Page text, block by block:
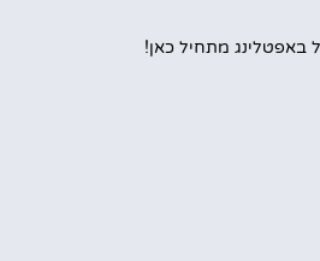
באפטלינג מתחיל כאן!